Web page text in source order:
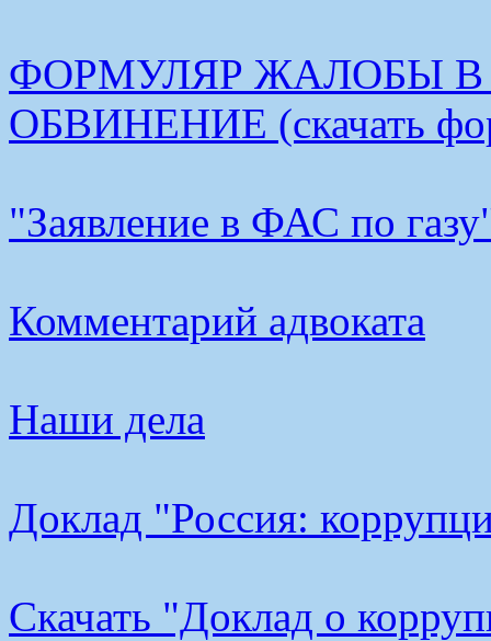
ФОРМУЛЯР ЖАЛОБЫ
ОБВИНЕНИЕ (скачать
"Заявление в ФАС по
Комментарий адвоката
Наши дела
Доклад "Россия:
Cкачать "Доклад о